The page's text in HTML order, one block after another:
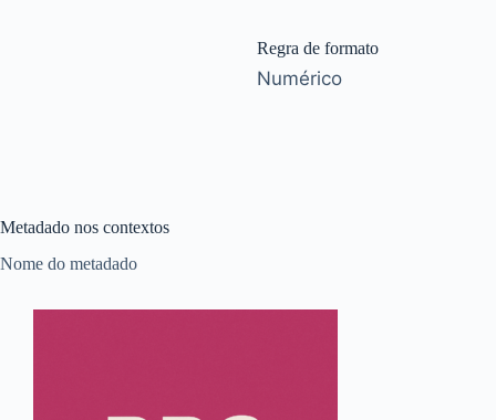
Regra de formato
Numérico
Metadado nos contextos
Nome do metadado